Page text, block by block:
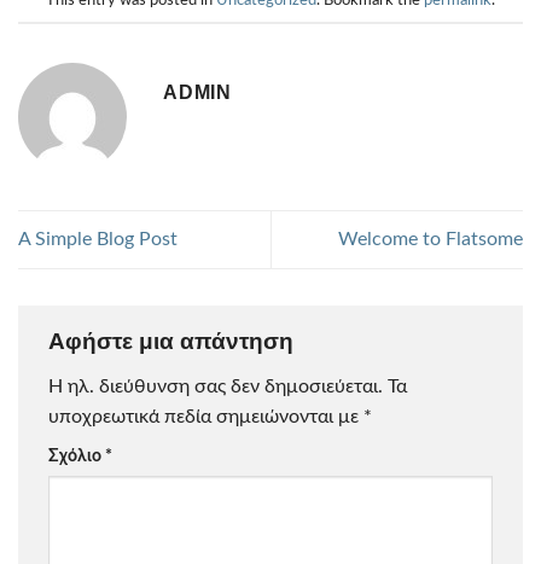
ADMIN
A Simple Blog Post Welcome to Flatsome
Αφήστε μια απάντηση
Η ηλ. διεύθυνση σας δεν δημοσιεύεται. Τα
υποχρεωτικά πεδία σημειώνονται με *
Σχόλιο *